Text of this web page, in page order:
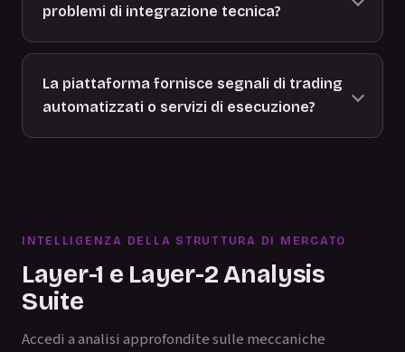
problemi di integrazione tecnica?
La piattaforma fornisce segnali di trading
automatizzati o servizi di esecuzione?
INTELLIGENZA DELLA STRUTTURA DI MERCATO
Layer-1 e Layer-2 Analysis
Suite
Accedi a analisi approfondite sulle meccaniche